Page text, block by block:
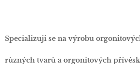
Specializuji se na výrobu
různých tvarů a orgonitových